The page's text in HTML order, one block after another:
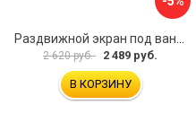
2 620 руб. 2 489 руб.
В КОРЗИНУ